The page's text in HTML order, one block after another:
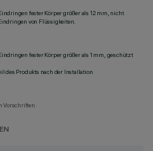
fester Körper größer als 12 mm, nicht
von Flüssigkeiten.
fester Körper größer als 1 mm, geschützt
des Produkts nach der Installation
Vorschriften.